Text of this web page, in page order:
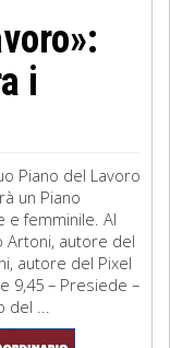
i
Piano del Lavoro
un Piano
e femminile. Al
Artoni, autore del
autore del Pixel
9,45 – Presiede –
del ...